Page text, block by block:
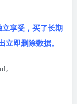
享受，买了长期
立即删除数据。
。